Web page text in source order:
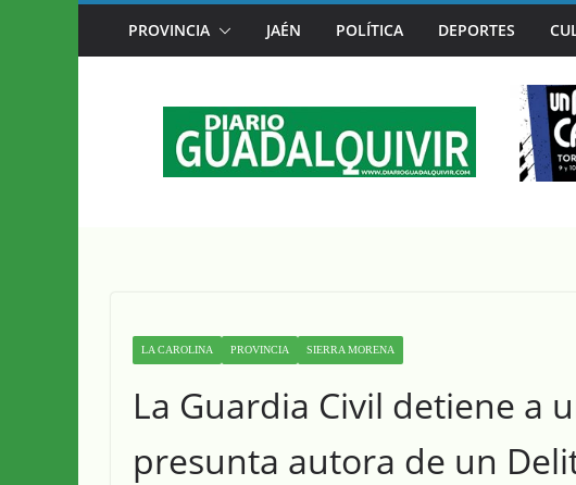
al
CAZORLA SE CONVIERTE DESDE HOY EN LA
PROVINCIA JAÉN POLÍTICA DEPORTES
LA CAROLINA PROVINCIA SIERRA MORENA
La Guardia Civil detiene a
presunta autora de un